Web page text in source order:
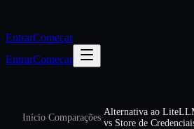
EntrarComeçar
EntrarComeçar
Início/Comparações/
Alternativa ao
vs Store de